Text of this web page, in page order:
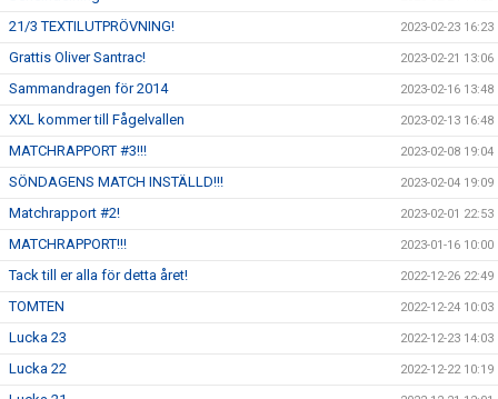
21/3 TEXTILUTPRÖVNING! 2023-02-23 16:23
Grattis Oliver Santrac! 2023-02-21 13:06
Sammandragen för 2014 2023-02-16 13:48
XXL kommer till Fågelvallen 2023-02-13 16:48
MATCHRAPPORT #3!!! 2023-02-08 19:04
SÖNDAGENS MATCH INSTÄLLD!!! 2023-02-04 19:09
Matchrapport #2! 2023-02-01 22:53
MATCHRAPPORT!!! 2023-01-16 10:00
Tack till er alla för detta året! 2022-12-26 22:49
TOMTEN 2022-12-24 10:03
Lucka 23 2022-12-23 14:03
Lucka 22 2022-12-22 10:19